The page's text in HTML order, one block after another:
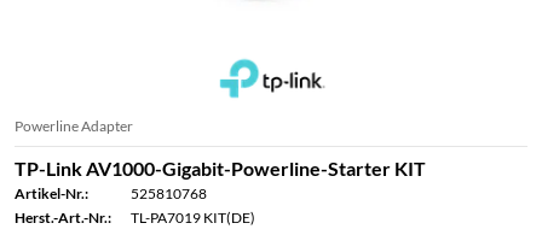
Powerline Adapter
TP-Link AV1000-Gigabit-Powerline-Starter KIT
Artikel-Nr.:
525810768
Herst.-Art.-Nr.:
TL-PA7019 KIT(DE)